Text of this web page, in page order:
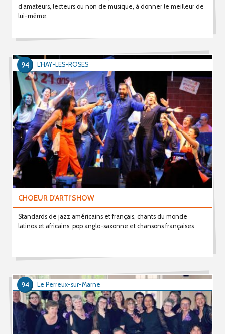
d’amateurs, lecteurs ou non de musique, à donner le meilleur de
lui-même.
CHOEUR D'ARTI'SHOW
Standards de jazz américains et français, chants du monde
latinos et africains, pop anglo-saxonne et chansons françaises
L'HAY-LES-ROSES
94
Le Perreux-sur-Marne
94